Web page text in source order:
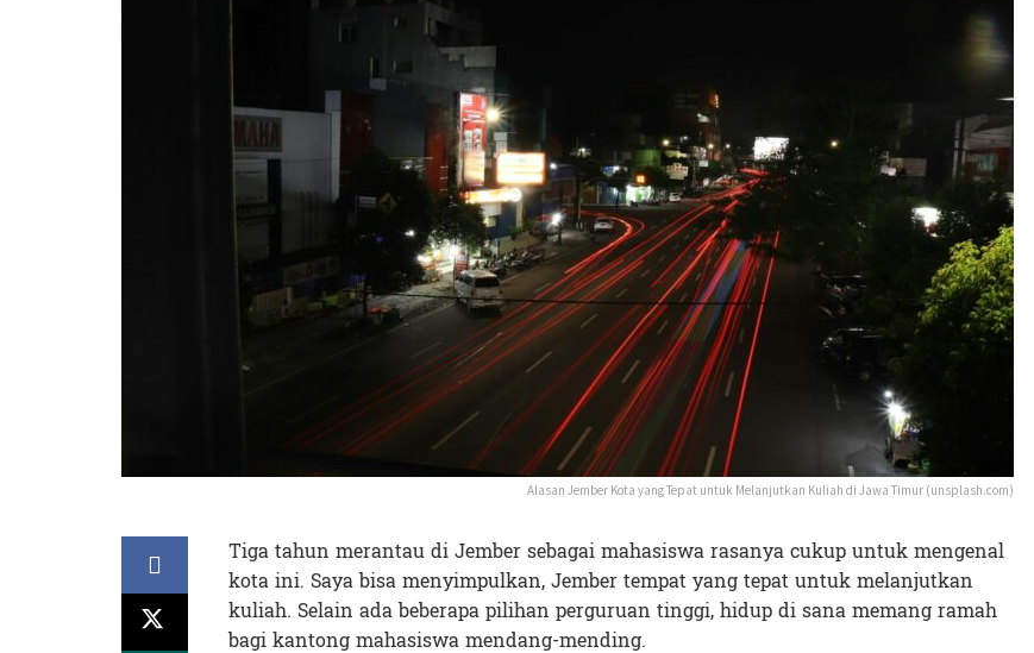
Alasan Jember Kota yang Tepat untuk Melanjutkan Kuliah di Jawa Timur (unsplash.com)
Tiga tahun merantau di Jember sebagai mahasiswa rasanya cukup untuk mengenal
kota ini. Saya bisa menyimpulkan, Jember tempat yang tepat untuk melanjutkan
kuliah. Selain ada beberapa pilihan perguruan tinggi, hidup di sana memang ramah
bagi kantong mahasiswa mendang-mending.